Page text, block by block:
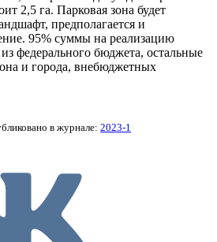
2,5 га. Парковая зона будет
предполагается и
95% суммы на реализацию
федерального бюджета, остальные
и города, внебюджетных
в журнале: 2023-1